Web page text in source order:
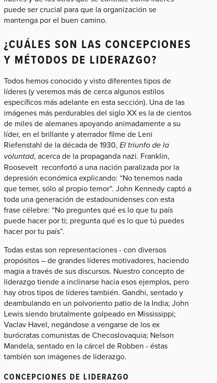
puede ser crucial para que la organización se
mantenga por el buen camino.
¿CUÁLES SON LAS CONCEPCIONES
Y MÉTODOS DE LIDERAZGO?
Todos hemos conocido y visto diferentes tipos de
líderes (y veremos más de cerca algunos estilos
específicos más adelante en esta sección). Una de las
imágenes más perdurables del siglo XX es la de cientos
de miles de alemanes apoyando animadamente a su
líder, en el brillante y aterrador filme de Leni
Riefenstahl de la década de 1930, El triunfo de la
voluntad, acerca de la propaganda nazi. Franklin,
Roosevelt reconfortó a una nación paralizada por la
depresión económica explicando: “No tenemos nada
que temer, sólo al propio temor”. John Kennedy captó a
toda una generación de estadounidenses con esta
frase célebre: “No preguntes qué es lo que tu país
puede hacer por ti; pregunta qué es lo que tú puedes
hacer por tu país”.
Todas estas son representaciones - con diversos
propósitos – de grandes líderes motivadores, haciendo
magia a través de sus discursos. Nuestro concepto de
liderazgo tiende a inclinarse hacia esos ejemplos, pero
hay otros tipos de líderes también. Gandhi, sentado y
deambulando en un polvoriento patio de la India; John
Lewis siendo brutalmente golpeado en Mississippi;
Vaclav Havel, negándose a vengarse de los ex
burócratas comunistas de Checoslovaquia; Nelson
Mandela, sentado en la cárcel de Robben - éstas
también son imágenes de liderazgo.
CONCEPCIONES DE LIDERAZGO